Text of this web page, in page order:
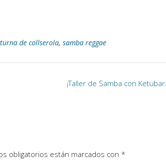
de collserola, samba reggae
¡Taller de Samba con
obligatorios están marcados con *